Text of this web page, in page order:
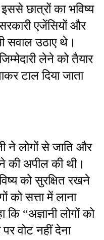
छात्रों का भविष्य
एजेंसियों और
सवाल उठाए थे।
लेने को तैयार
टाल दिया जाता
ने लोगों से जाति और
की अपील की थी।
को सुरक्षित रखने
को सत्ता में लाना
“अज्ञानी लोगों को
पर वोट नहीं देना